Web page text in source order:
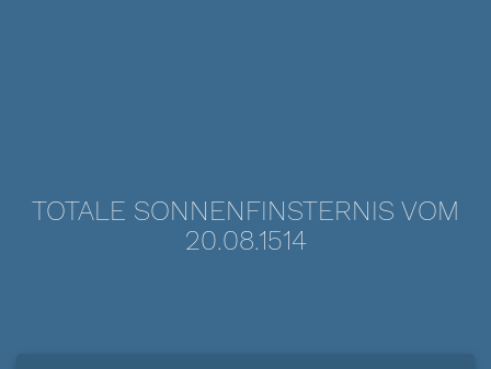
TOTALE SONNENFINSTERNIS VOM
20.08.1514